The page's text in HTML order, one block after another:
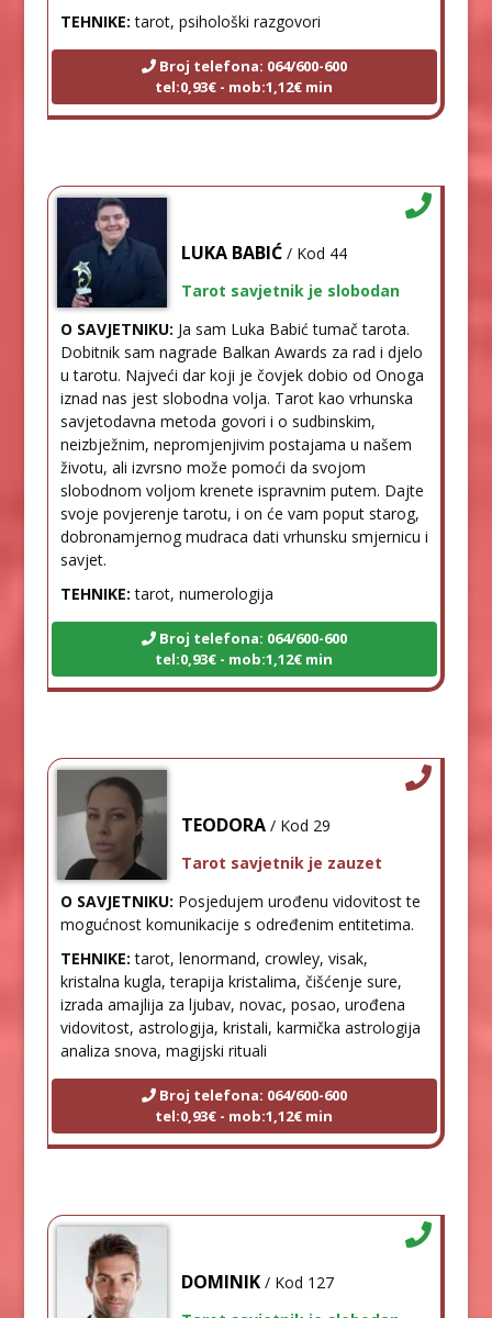
TEHNIKE: tarot, psihološki razgovori
Broj telefona: 064/600-600
tel:0,93€ - mob:1,12€ min
LUKA BABIĆ / Kod 44
Tarot savjetnik je slobodan
O SAVJETNIKU: Ja sam Luka Babić tumač tarota.
Dobitnik sam nagrade Balkan Awards za rad i djelo
u tarotu. Najveći dar koji je čovjek dobio od Onoga
iznad nas jest slobodna volja. Tarot kao vrhunska
savjetodavna metoda govori i o sudbinskim,
neizbježnim, nepromjenjivim postajama u našem
životu, ali izvrsno može pomoći da svojom
slobodnom voljom krenete ispravnim putem. Dajte
svoje povjerenje tarotu, i on će vam poput starog,
dobronamjernog mudraca dati vrhunsku smjernicu i
savjet.
TEHNIKE: tarot, numerologija
Broj telefona: 064/600-600
tel:0,93€ - mob:1,12€ min
TEODORA / Kod 29
Tarot savjetnik je zauzet
O SAVJETNIKU: Posjedujem urođenu vidovitost te
mogućnost komunikacije s određenim entitetima.
TEHNIKE: tarot, lenormand, crowley, visak,
kristalna kugla, terapija kristalima, čišćenje sure,
izrada amajlija za ljubav, novac, posao, urođena
vidovitost, astrologija, kristali, karmička astrologija
analiza snova, magijski rituali
Broj telefona: 064/600-600
tel:0,93€ - mob:1,12€ min
DOMINIK / Kod 127